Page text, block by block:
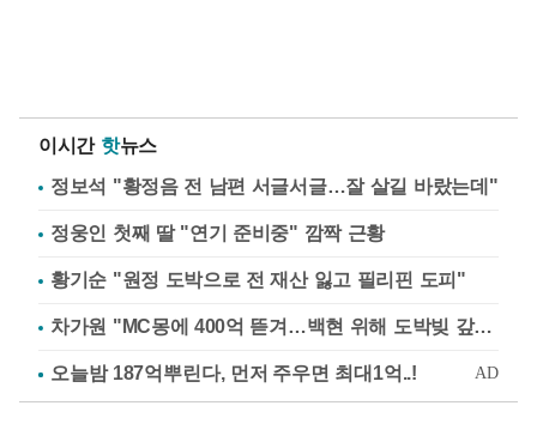
이시간 핫뉴스
정보석 "황정음 전 남편 서글서글…잘 살길 바랐는데"
정웅인 첫째 딸 "연기 준비중" 깜짝 근황
황기순 "원정 도박으로 전 재산 잃고 필리핀 도피"
차가원 "MC몽에 400억 뜯겨…백현 위해 도박빚 갚아줘"